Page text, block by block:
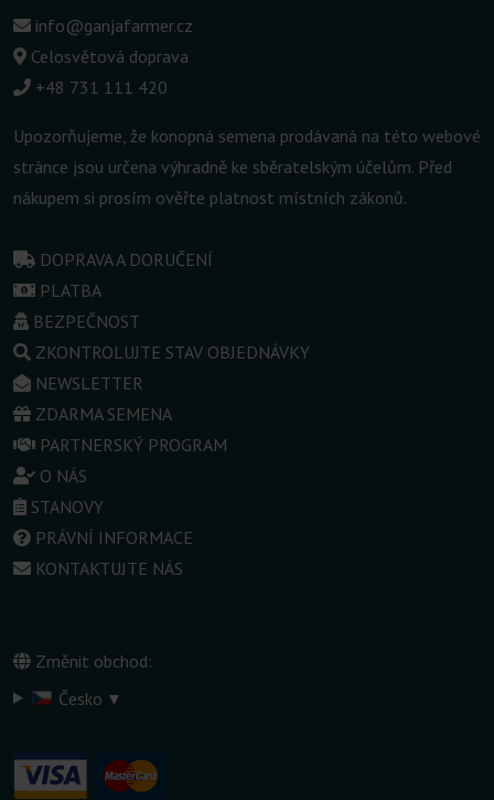
info@ganjafarmer.cz
Celosvětová doprava
+48 731 111 420
Upozorňujeme, že konopná semena prodávaná na této webové
stránce jsou určena výhradně ke sběratelským účelům. Před
nákupem si prosím ověřte platnost místních zákonů.
DOPRAVA A DORUČENÍ
PLATBA
BEZPEČNOST
ZKONTROLUJTE STAV OBJEDNÁVKY
NEWSLETTER
ZDARMA SEMENA
PARTNERSKÝ PROGRAM
O NÁS
STANOVY
PRÁVNÍ INFORMACE
KONTAKTUJTE NÁS
Změnit obchod:
Česko ▾